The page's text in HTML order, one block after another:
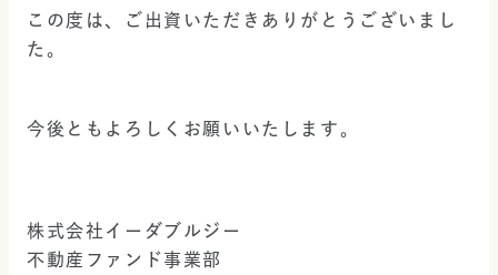
この度は、ご出資いただきありがとうございまし
た。
今後ともよろしくお願いいたします。
株式会社イーダブルジー
不動産ファンド事業部